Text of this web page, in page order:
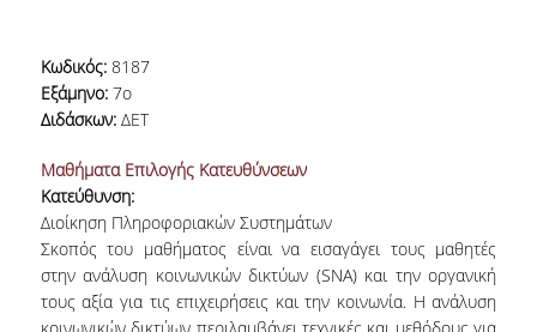
ΕΝΤΕΤΑΛΜΕΝΟΙ ΔΙΔΑΣΚΟΝΤΕΣ ΑΚΑΔ.ΕΤΟΥΣ
2025-26
ΜΕΛΗ Ε.ΔΙ.Π
Κωδικός: 8187
Εξάμηνο: 7ο
Διδάσκων: ΔΕΤ
Μαθήματα Επιλογής Κατευθύνσεων
Κατεύθυνση:
Διοίκηση Πληροφοριακών Συστημάτων
Σκοπός του μαθήματος είναι να εισαγάγει τους μαθητές
στην ανάλυση κοινωνικών δικτύων (SNA) και την οργανική
τους αξία για τις επιχειρήσεις και την κοινωνία. Η ανάλυση